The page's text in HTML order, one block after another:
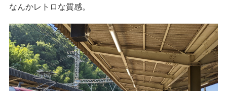
なんかレトロな質感。